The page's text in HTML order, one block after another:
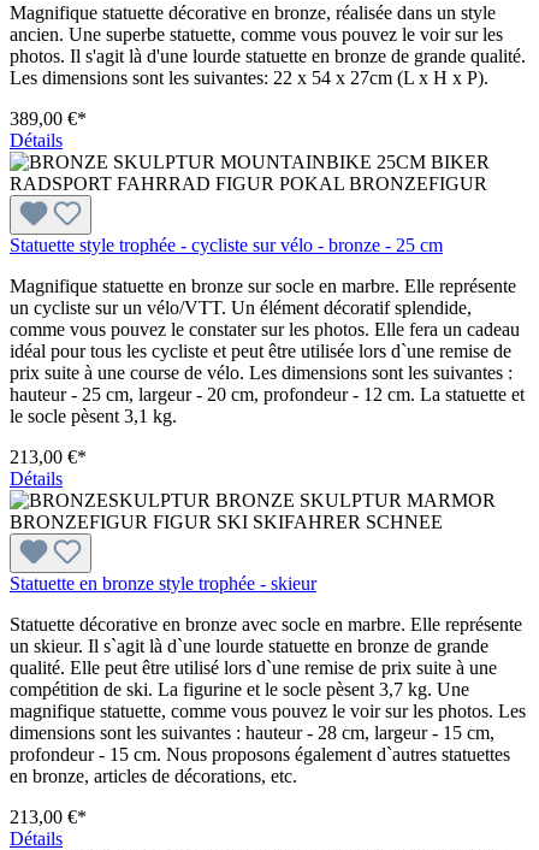
Magnifique statuette décorative en bronze, réalisée dans un style
ancien. Une superbe statuette, comme vous pouvez le voir sur les
photos. Il s'agit là d'une lourde statuette en bronze de grande qualité.
Les dimensions sont les suivantes: 22 x 54 x 27cm (L x H x P).
389,00 €*
Détails
Statuette style trophée - cycliste sur vélo - bronze - 25 cm
Magnifique statuette en bronze sur socle en marbre. Elle représente
un cycliste sur un vélo/VTT. Un élément décoratif splendide,
comme vous pouvez le constater sur les photos. Elle fera un cadeau
idéal pour tous les cycliste et peut être utilisée lors d`une remise de
prix suite à une course de vélo. Les dimensions sont les suivantes :
hauteur - 25 cm, largeur - 20 cm, profondeur - 12 cm. La statuette et
le socle pèsent 3,1 kg.
213,00 €*
Détails
Statuette en bronze style trophée - skieur
Statuette décorative en bronze avec socle en marbre. Elle représente
un skieur. Il s`agit là d`une lourde statuette en bronze de grande
qualité. Elle peut être utilisé lors d`une remise de prix suite à une
compétition de ski. La figurine et le socle pèsent 3,7 kg. Une
magnifique statuette, comme vous pouvez le voir sur les photos. Les
dimensions sont les suivantes : hauteur - 28 cm, largeur - 15 cm,
profondeur - 15 cm. Nous proposons également d`autres statuettes
en bronze, articles de décorations, etc.
213,00 €*
Détails